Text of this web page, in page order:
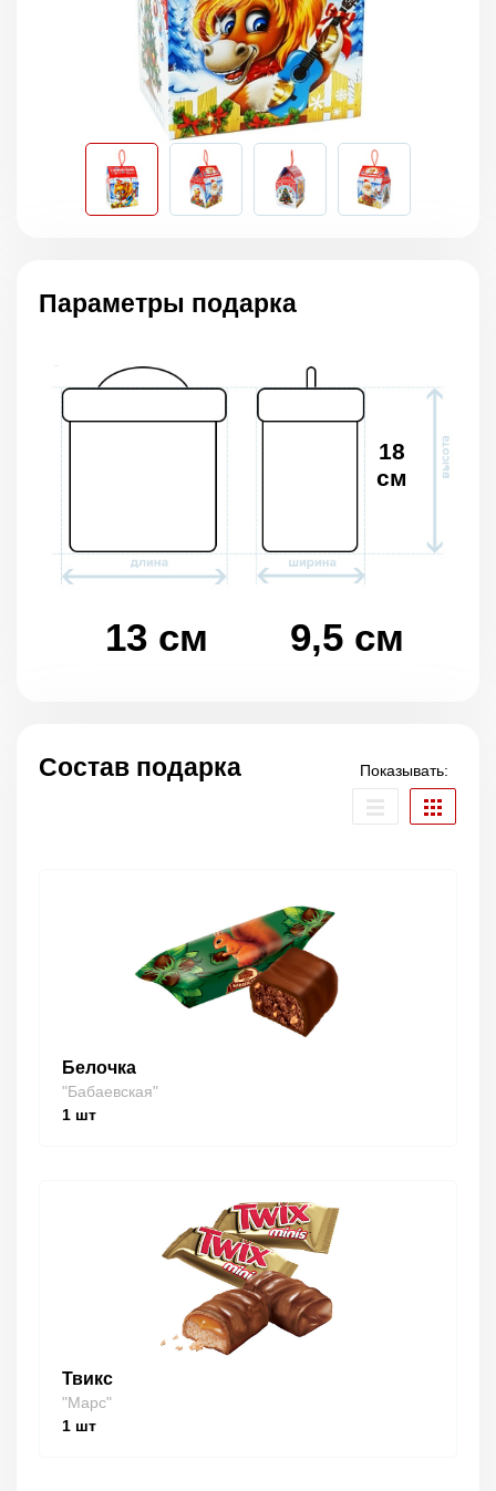
Параметры подарка
13 см 9,5 см
18
см
Состав подарка Показывать:
Белочка
"Бабаевская"
1 шт
Твикс
"Марс"
1 шт